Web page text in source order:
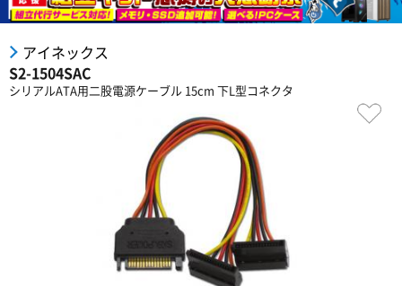
アイネックス
S2-1504SAC
シリアルATA用二股電源ケーブル 15cm 下L型コネクタ